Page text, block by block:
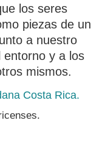
los seres
piezas de un
a nuestro
entorno y a los
mismos.
Costa Rica.